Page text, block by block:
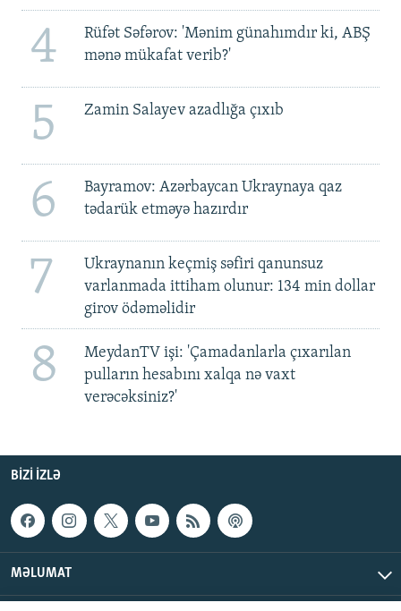
4
Rüfət Səfərov: 'Mənim günahımdır ki, ABŞ
mənə mükafat verib?'
5 Zamin Salayev azadlığa çıxıb
6
Bayramov: Azərbaycan Ukraynaya qaz
tədarük etməyə hazırdır
7
Ukraynanın keçmiş səfiri qanunsuz
varlanmada ittiham olunur: 134 min dollar
girov ödəməlidir
8
MeydanTV işi: 'Çamadanlarla çıxarılan
pulların hesabını xalqa nə vaxt
verəcəksiniz?'
BIZI IZLƏ
MƏLUMAT